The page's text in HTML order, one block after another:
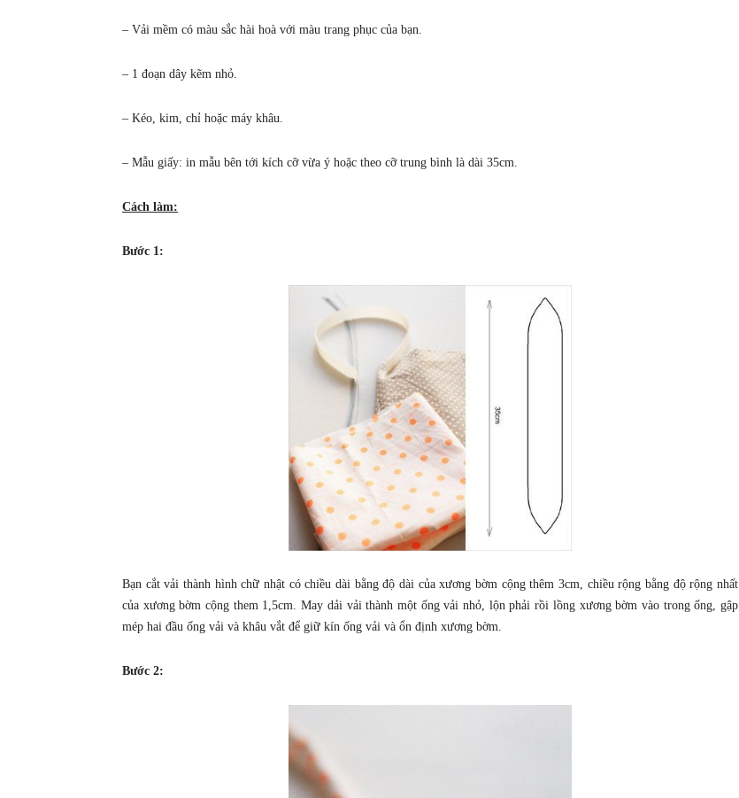
– Vải mềm có màu sắc hài hoà với màu trang phục của bạn.
– 1 đoạn dây kẽm nhỏ.
– Kéo, kim, chỉ hoặc máy khâu.
– Mẫu giấy: in mẫu bên tới kích cỡ vừa ý hoặc theo cỡ trung bình là dài 35cm.
Cách làm:
Bước 1:
Bạn cắt vải thành hình chữ nhật có chiều dài bằng độ dài của xương bờm cộng thêm 3cm, chiều rộng bằng độ rộng nhất
của xương bờm cộng them 1,5cm. May dải vải thành một ống vải nhỏ, lộn phải rồi lồng xương bờm vào trong ống, gập
mép hai đầu ống vải và khâu vắt để giữ kín ống vải và ổn định xương bờm.
Bước 2: